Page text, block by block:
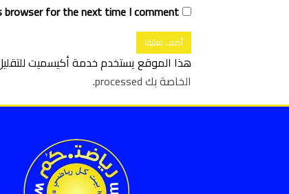
browser for the next time I comment.
هذا الموقع يستخدم خدمة أكيسميت
الخاصة بك processed
.